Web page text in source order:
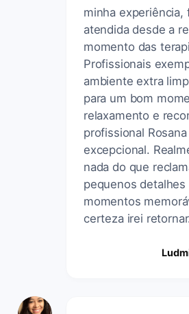
minha experiência,
atendida desde a
momento das
Profissionais
ambiente extra
para um bom
relaxamento e
profissional
excepcional.
nada do que
pequenos detalhes
momentos
certeza irei